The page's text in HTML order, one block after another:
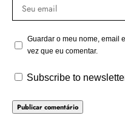
Guardar o meu nome, email
vez que eu comentar.
Subscribe to